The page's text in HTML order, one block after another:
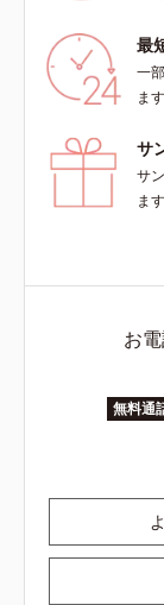
最
一
ます
サ
サ
ます
お
無料通